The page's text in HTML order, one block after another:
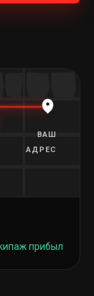
ВАШ
АДРЕС
прибыл